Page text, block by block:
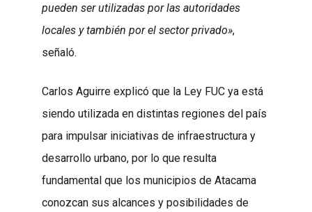
pueden ser utilizadas por las autoridades
locales y también por el sector privado»,
señaló.
Carlos Aguirre explicó que la Ley FUC ya está
siendo utilizada en distintas regiones del país
para impulsar iniciativas de infraestructura y
desarrollo urbano, por lo que resulta
fundamental que los municipios de Atacama
conozcan sus alcances y posibilidades de